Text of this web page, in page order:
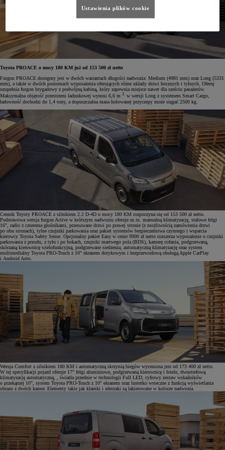
Toyota PROACE o mocy 180 KM już od 153 500 zł netto
Furgon PROACE dostępny jest w dwóch wariantach długości nadwozia: Medium (4981 mm) oraz Long (5331
mm), a także w dwóch poziomach wyposażenia oferujących różne układy drzwi bocznych i tylnych. Ofertę
uzupełnia furgon brygadowy z podwójną kabiną, który zapewnia miejsce nawet dla sześciu pasażerów.
Maksymalna objętość przestrzeni ładunkowej wynosi 6,6 m 3 w wersji Long z systemem Smart Cargo,
ładowność dochodzi do 1,4 tony, a dopuszczalna masa holowanej przyczepy może sięgać 2500 kg.
Cennik Toyoty PROACE z silnikiem 2.2 D-4D o mocy 180 KM rozpoczyna się od 153 500 zł netto.
Podstawowa wersja furgon Active w krótszym nadwoziu oferuje m.in. manualną klimatyzację, stalowe felgi
16", radio z czterema głośnikami, przesuwane drzwi po prawej stronie (z możliwością zamówienia drzwi
po obu stronach), tylne czujniki parkowania oraz pakiet systemów bezpieczeństwa czynnego i wsparcia
kierowcy Toyota Safety Sense. Opcjonalny pakiet Easy w cenie 9900 zł netto rozszerza wyposażenie o czujniki
parkowania z przodu, z tyłu i po bokach, czujniki martwego pola (BDS), kamerę cofania, podgrzewaną,
skórzaną kierownicę wielofunkcyjną, podgrzewane siedzenia, automatyczną klimatyzację oraz system
multimedialny Toyota PRO-Touch z 10" ekranem dotykowym i bezprzewodową obsługą Apple CarPlay
i Android Auto.
Wersja Comfort z silnikiem 180 KM i automatyczną skrzynią biegów wyceniona jest od 173 400 zł netto.
W tej specyfikacji pojazd oferuje 17" felgi aluminiowe, podgrzewaną kierownicę i fotele, dwustrefową
klimatyzację automatyczną, , światła przednie w technologii Full LED, cyfrowy zestaw wskaźników
o przekątnej 10", system Toyota PRO-Touch z 10" ekranem oraz lusterko wsteczne z funkcją wyświetlania
obrazu z dwóch kamer. Elementy takie jak klamki i zderzaki są lakierowane w kolorze nadwozia.
Ustawienia plików cookie